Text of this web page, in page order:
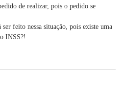
de realizar, pois o pedido se
feito nessa situação, pois existe uma
INSS?!